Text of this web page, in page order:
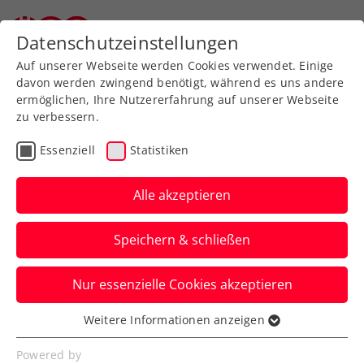
Lehrer finden
Hier finden Sie offiziell
anerkannte staatlich geprüfte
Datenschutzeinstellungen
Auf unserer Webseite werden Cookies verwendet. Einige
davon werden zwingend benötigt, während es uns andere
ermöglichen, Ihre Nutzererfahrung auf unserer Webseite
zu verbessern.
Essenziell Statistiken
Alle akzeptieren
Speichern & schließen
Nur essenzielle Cookies akzeptieren
Essenziell
Essenzielle Cookies werden für grundlegende
Weitere Informationen anzeigen
Powered by